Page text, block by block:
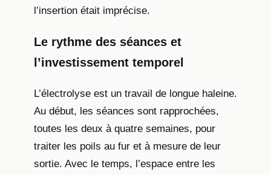
l’insertion était imprécise.
Le rythme des séances et
l’investissement temporel
L’électrolyse est un travail de longue haleine.
Au début, les séances sont rapprochées,
toutes les deux à quatre semaines, pour
traiter les poils au fur et à mesure de leur
sortie. Avec le temps, l’espace entre les